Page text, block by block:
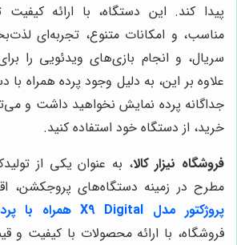
پیدا کند. این دستگاه، با ارائه کیفیت
مناسب، و امکانات متنوع، تجربه‌ای
سریال، و انجام بازی‌های ویدئویی را
علاوه بر این، به دلیل وجود پرده همراه با
جداگانه پرده نمایش نخواهید داشت و
خرید، از دستگاه خود استفاده کنید.
فروشگاه نیزار کالا، به عنوان یکی از
مطرح در زمینه دستگاه‌های پروجکشن،
پروژکتور مدل X9 Digital همراه با پرده
فروشگاه، با ارائه محصولات با کیفیت و